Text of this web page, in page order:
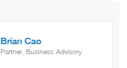
Brian Cao
Partner, Business Advisory